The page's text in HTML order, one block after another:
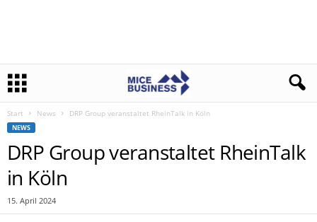
Start News DRP Group veranstaltet RheinTalk in Köln
NEWS
DRP Group veranstaltet RheinTalk
in Köln
15. April 2024